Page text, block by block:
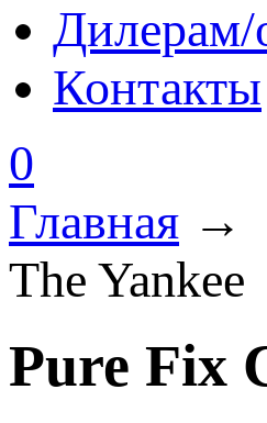
Дилерам/
Контакты
0
Главная →
The Yankee
Pure Fix